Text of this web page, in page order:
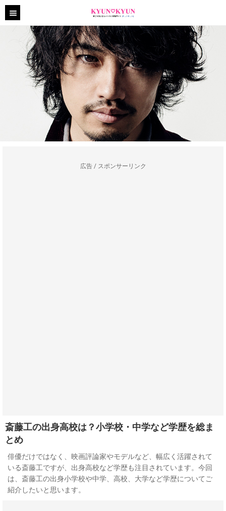
広告 / スポンサーリンク
斎藤工の出身高校は？小学校・中学など学歴を総ま
とめ
俳優だけではなく、映画評論家やモデルなど、幅広く活躍されて
いる斎藤工ですが、出身高校など学歴も注目されています。今回
は、斎藤工の出身小学校や中学、高校、大学など学歴についてご
紹介したいと思います。